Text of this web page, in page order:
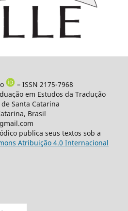
– ISSN 2175-7968
em Estudos da Tradução
Santa Catarina
Brasil
publica seus textos sob a
Atribuição 4.0 Internacional